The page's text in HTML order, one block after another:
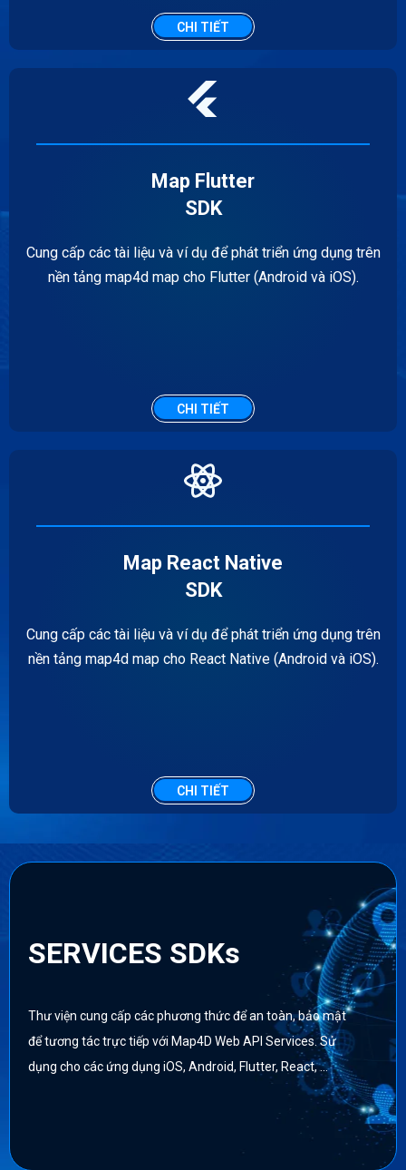
CHI TIẾT
Map Flutter
SDK
Cung cấp các tài liệu và ví dụ để phát triển ứng dụng trên
nền tảng map4d map cho Flutter (Android và iOS).
CHI TIẾT
Map React Native
SDK
Cung cấp các tài liệu và ví dụ để phát triển ứng dụng trên
nền tảng map4d map cho React Native (Android và iOS).
CHI TIẾT
SERVICES SDKs
Thư viện cung cấp các phương thức để an toàn, bảo mật
để tương tác trực tiếp với Map4D Web API Services. Sử
dụng cho các ứng dụng iOS, Android, Flutter, React, …